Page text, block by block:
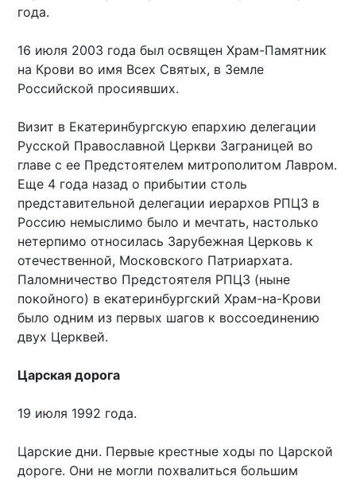
года.
16 июля 2003 года был освящен Храм-Памятник
на Крови во имя Всех Святых, в Земле
Российской просиявших.
Визит в Екатеринбургскую епархию делегации
Русской Православной Церкви Заграницей во
главе с ее Предстоятелем митрополитом Лавром.
Еще 4 года назад о прибытии столь
представительной делегации иерархов РПЦЗ в
Россию немыслимо было и мечтать, настолько
нетерпимо относилась Зарубежная Церковь к
отечественной, Московского Патриархата.
Паломничество Предстоятеля РПЦЗ (ныне
покойного) в екатеринбургский Храм-на-Крови
было одним из первых шагов к воссоединению
двух Церквей.
Царская дорога
19 июля 1992 года.
Царские дни. Первые крестные ходы по Царской
дороге. Они не могли похвалиться большим